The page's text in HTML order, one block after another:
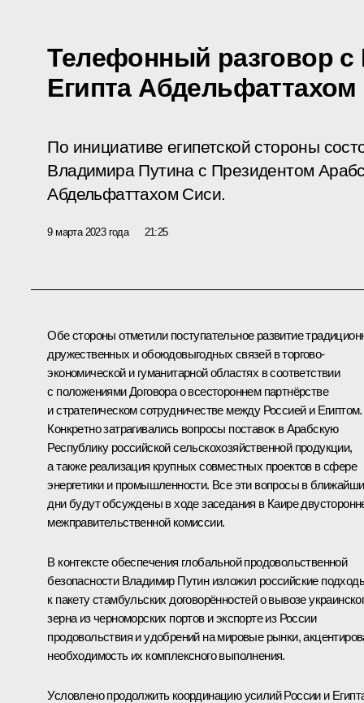
Телефонный разговор с
Египта
По инициативе египетской стороны
Владимира Путина с Президентом
Абдельфаттахом Сиси.
9 марта 2023 года 21:25
Обе стороны отметили поступательное развитие
дружественных и обоюдовыгодных связей в торгово-
экономической и гуманитарной областях в соответствии
с положениями Договора о всестороннем партнёрстве
и стратегическом сотрудничестве между Россией и Египтом.
Конкретно затрагивались вопросы поставок в Арабскую
Республику российской сельскохозяйственной продукции,
а также реализация крупных совместных проектов в сфере
энергетики и промышленности. Все эти вопросы в
дни будут обсуждены в ходе заседания в Каире
межправительственной комиссии.
В контексте обеспечения глобальной продовольственной
безопасности Владимир Путин изложил российские
к пакету стамбульских договорённостей о вывозе
зерна из черноморских портов и экспорте из России
продовольствия и удобрений на мировые рынки,
необходимость их комплексного выполнения.
Условлено продолжить координацию усилий России и